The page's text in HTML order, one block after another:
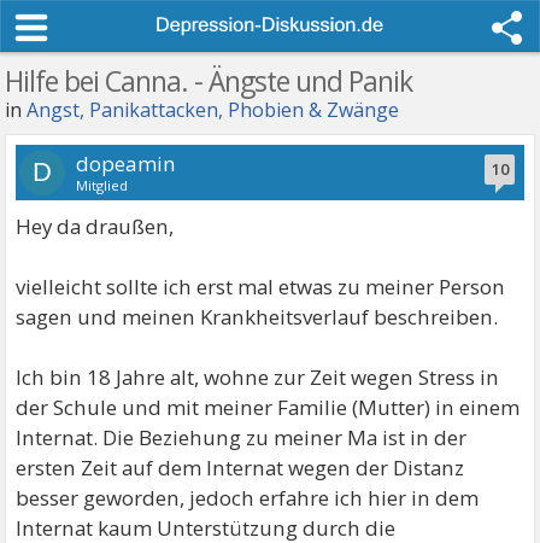
Hilfe bei Canna. - Ängste und Panik
inAngst, Panikattacken, Phobien & Zwänge
10
D dopeamin
Mitglied
Hey da draußen,
vielleicht sollte ich erst mal etwas zu meiner Person
sagen und meinen Krankheitsverlauf beschreiben.
Ich bin 18 Jahre alt, wohne zur Zeit wegen Stress in
der Schule und mit meiner Familie (Mutter) in einem
Internat. Die Beziehung zu meiner Ma ist in der
ersten Zeit auf dem Internat wegen der Distanz
besser geworden, jedoch erfahre ich hier in dem
Internat kaum Unterstützung durch die